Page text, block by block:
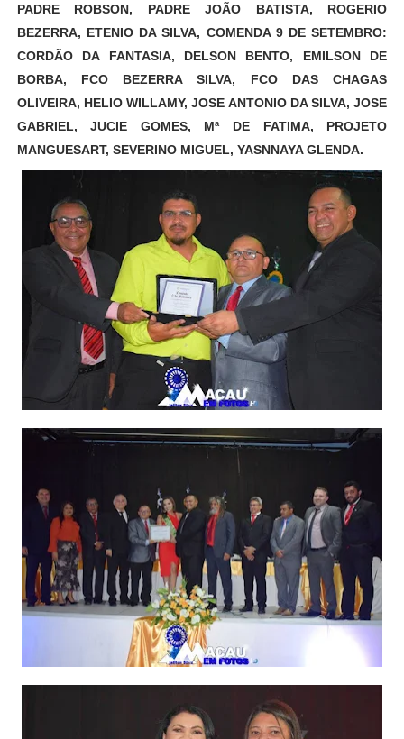
PADRE ROBSON, PADRE JOÃO BATISTA, ROGERIO
BEZERRA, ETENIO DA SILVA, COMENDA 9 DE SETEMBRO:
CORDÃO DA FANTASIA, DELSON BENTO, EMILSON DE
BORBA, FCO BEZERRA SILVA, FCO DAS CHAGAS
OLIVEIRA, HELIO WILLAMY, JOSE ANTONIO DA SILVA, JOSE
GABRIEL, JUCIE GOMES, Mª DE FATIMA, PROJETO
MANGUESART, SEVERINO MIGUEL, YASNNAYA GLENDA.